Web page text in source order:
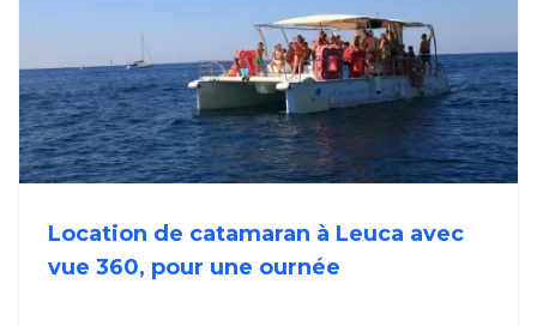
Location de catamaran à Leuca avec
vue 360, pour une ournée